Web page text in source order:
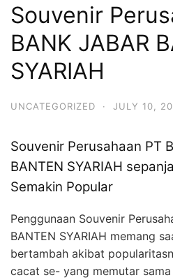
Souvenir
BANK JABAR
SYARIAH
UNCATEGORIZED · JULY 10,
Souvenir Perusahaan PT
BANTEN SYARIAH
Semakin Popular
Penggunaan Souvenir
BANTEN SYARIAH memang
bertambah akibat
cacat se- yang memutar